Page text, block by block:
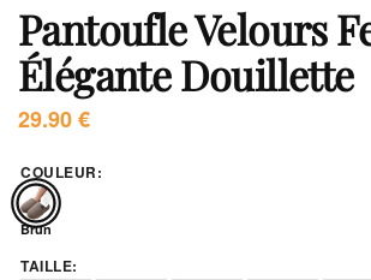
Pantoufle Velours
Élégante Douillette
29.90€
COULEUR:
Brun
TAILLE: